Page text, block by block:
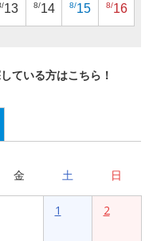
13 8/14 8/15 8/16
ている方はこちら！
金 土 日
1 2